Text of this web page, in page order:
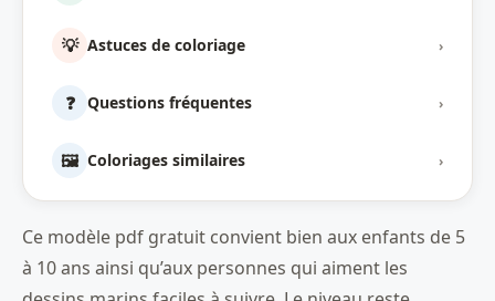
💡 Astuces de coloriage ›
❓ Questions fréquentes ›
🖼️ Coloriages similaires ›
Ce modèle pdf gratuit convient bien aux enfants de 5
à 10 ans ainsi qu’aux personnes qui aiment les